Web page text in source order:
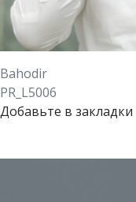
Bahodir
PR_L5006
Добавьте в закладки